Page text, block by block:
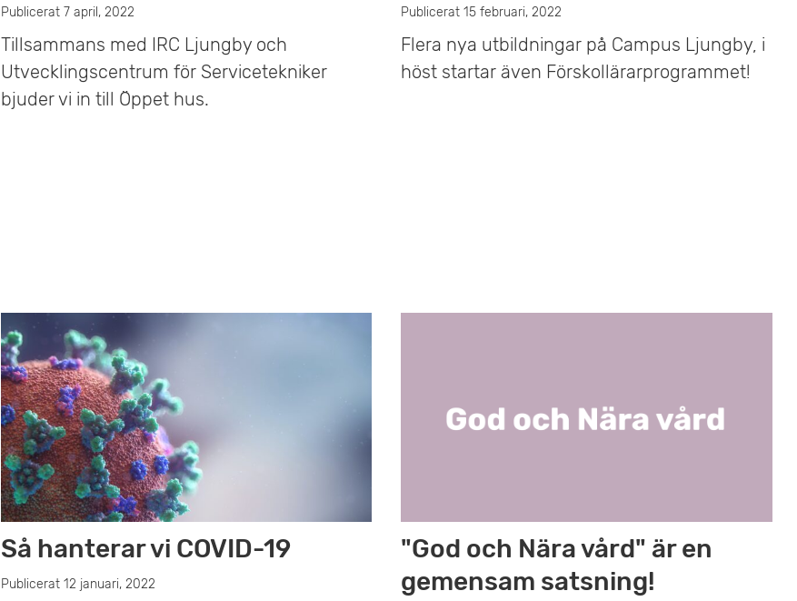
Publicerat 7 april, 2022
Tillsammans med IRC Ljungby och
Utvecklingscentrum för Servicetekniker
bjuder vi in till Öppet hus.
Publicerat 15 februari, 2022
Flera nya utbildningar på Campus Ljungby, i
höst startar även Förskollärarprogrammet!
Så hanterar vi COVID-19
Publicerat 12 januari, 2022
"God och Nära vård" är en
gemensam satsning!